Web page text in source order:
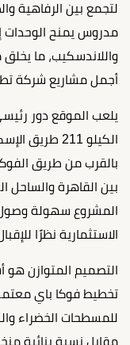
لتجمع بين الرفاهية
مدروس يمنح الوحدات
واللاندسكيب، ما
أجمل مشاريع شركة
يلعب الموقع دور
الكيلو 211
بالقرب من طريق
بين القاهرة والساحل
المشروع سهولة وصول
الاستثمارية نظرًا
التصميم المتوازن
للمسطحات الخضراء
مقابل نسبة بنائية